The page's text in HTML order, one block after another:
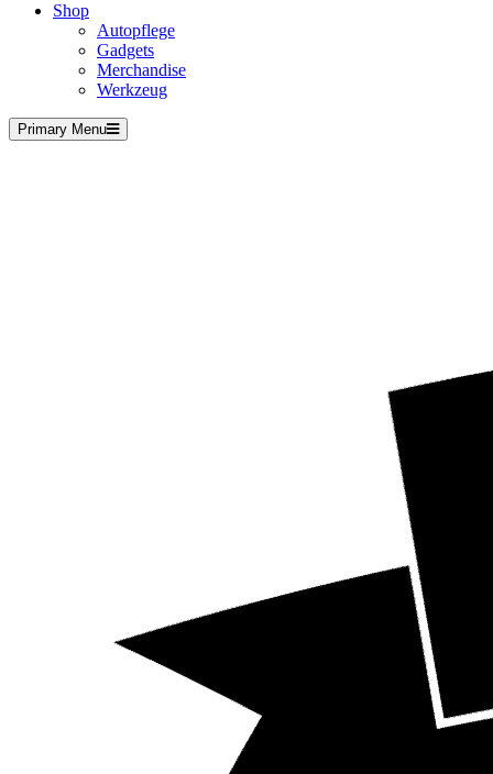
Shop
Autopflege
Gadgets
Merchandise
Werkzeug
Primary Menu